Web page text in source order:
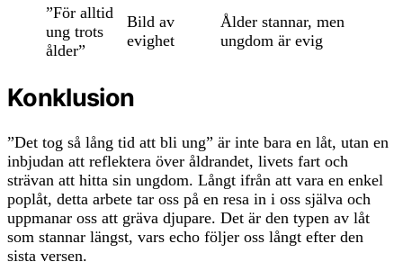
”För alltid
ung trots
ålder”
Bild av
evighet
Ålder stannar, men
ungdom är evig
Konklusion
”Det tog så lång tid att bli ung” är inte bara en låt, utan en
inbjudan att reflektera över åldrandet, livets fart och
strävan att hitta sin ungdom. Långt ifrån att vara en enkel
poplåt, detta arbete tar oss på en resa in i oss själva och
uppmanar oss att gräva djupare. Det är den typen av låt
som stannar längst, vars echo följer oss långt efter den
sista versen.